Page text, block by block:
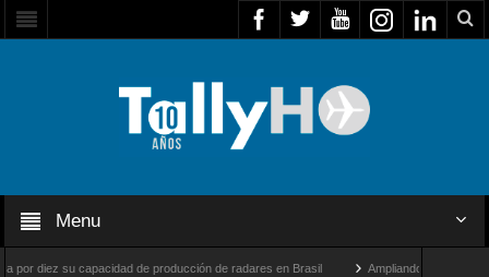
Menu
diez su capacidad de producción de radares en Brasil Ampliando el horizonte: